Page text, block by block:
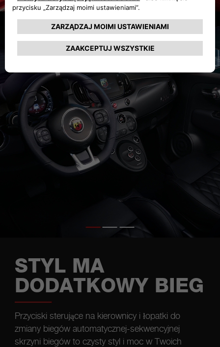
STYL MA
DODATKOWY BIEG
Przyciski sterujące na kierownicy i łopatki do
zmiany biegów automatycznej-sekwencyjnej
skrzyni biegów to czysty styl i moc w Twoich